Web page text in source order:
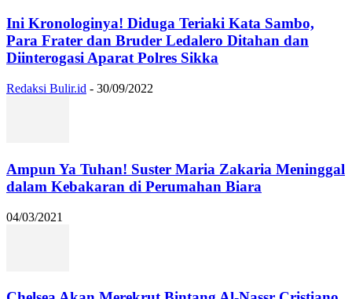
Ini Kronologinya! Diduga Teriaki Kata Sambo,
Para Frater dan Bruder Ledalero Ditahan dan
Diinterogasi Aparat Polres Sikka
Redaksi Bulir.id - 30/09/2022
Ampun Ya Tuhan! Suster Maria Zakaria Meninggal
dalam Kebakaran di Perumahan Biara
04/03/2021